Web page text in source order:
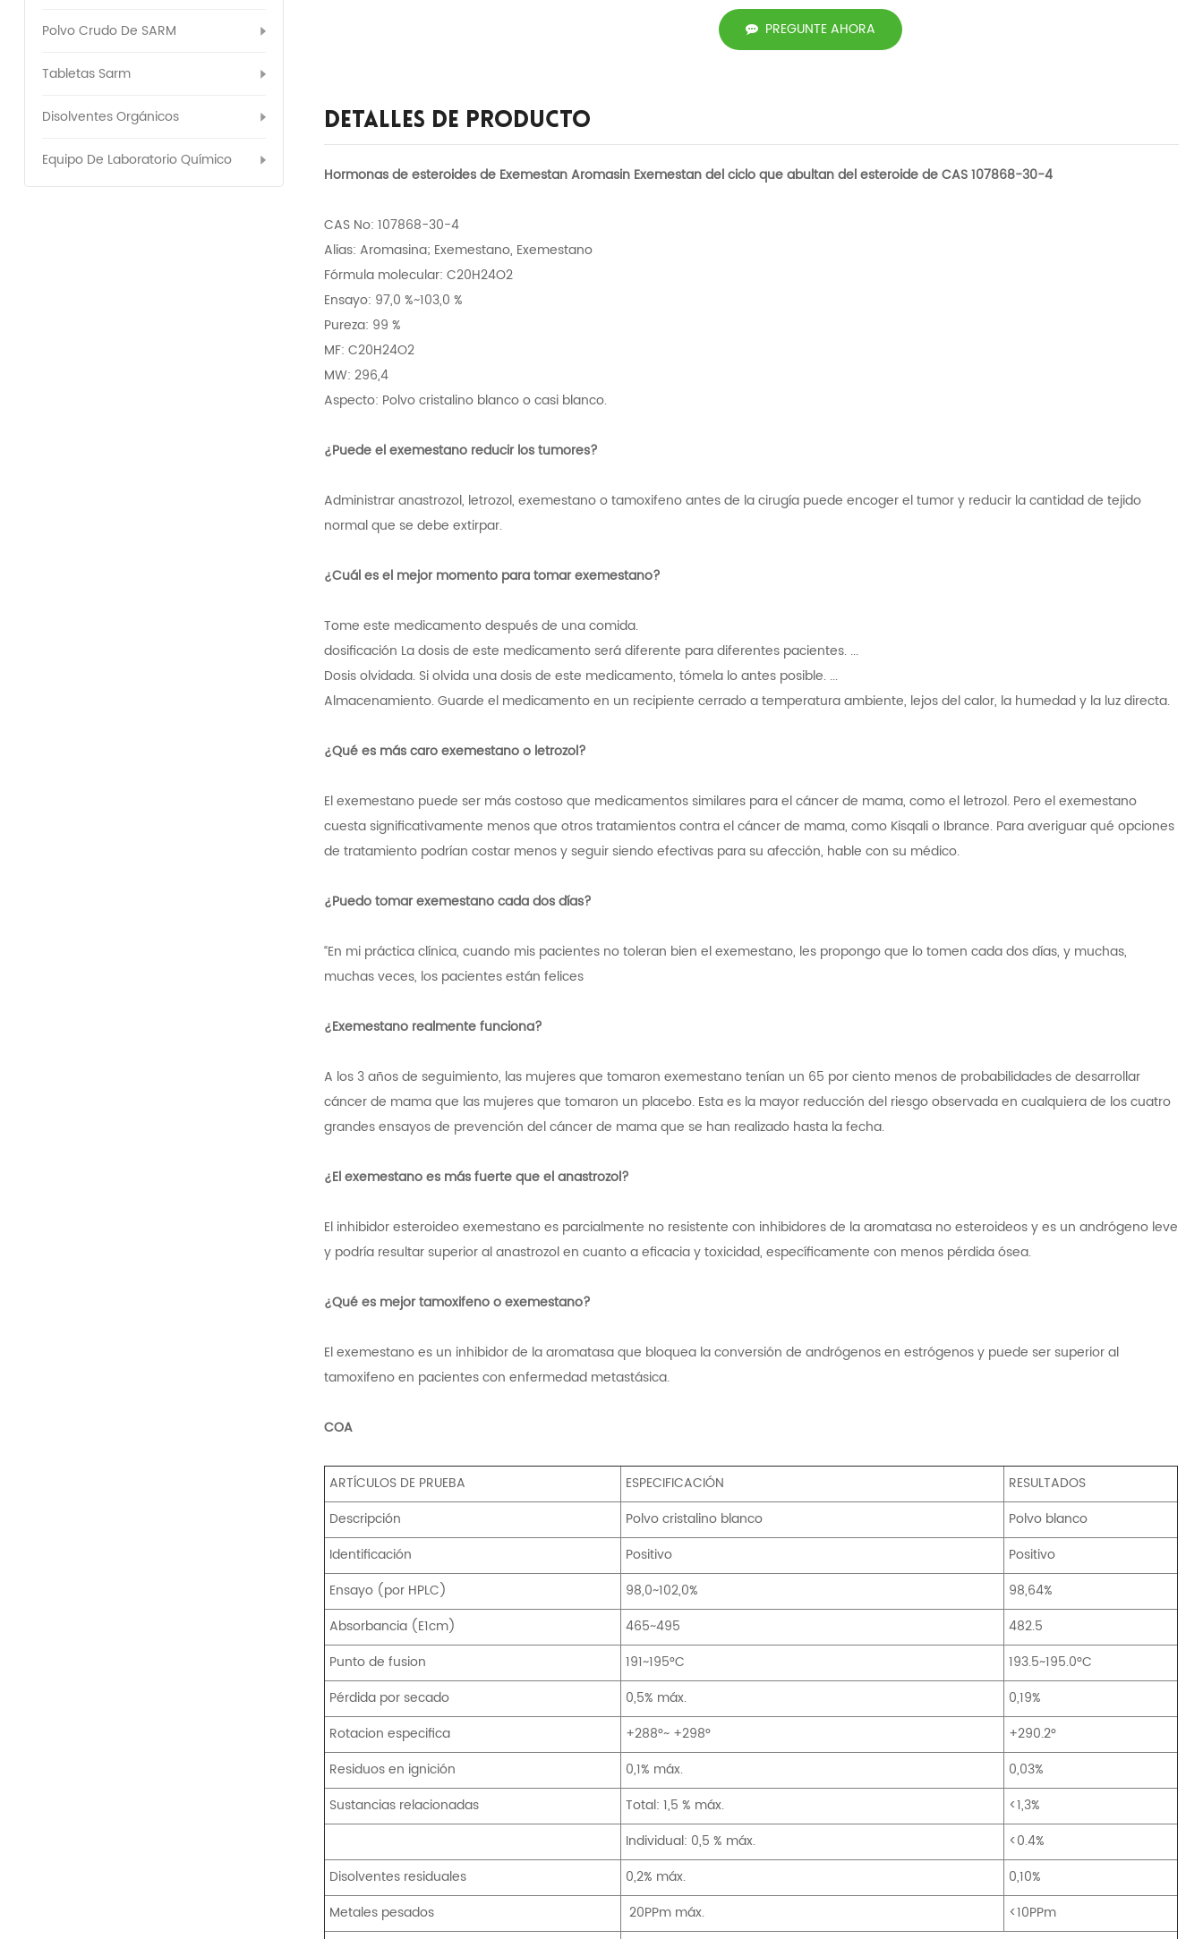
Polvo Crudo De SARM
Tabletas Sarm
Disolventes Orgánicos
Equipo De Laboratorio Químico
PREGUNTE AHORA
Detalles De Producto
Hormonas de esteroides de Exemestan Aromasin Exemestan del ciclo que abultan del esteroide de CAS 107868-30-4
CAS No: 107868-30-4
Alias: Aromasina; Exemestano, Exemestano
Fórmula molecular: C20H24O2
Ensayo: 97,0 %~103,0 %
Pureza: 99 %
MF: C20H24O2
MW: 296,4
Aspecto: Polvo cristalino blanco o casi blanco.
¿Puede el exemestano reducir los tumores?
Administrar anastrozol, letrozol, exemestano o tamoxifeno antes de la cirugía puede encoger el tumor y reducir la cantidad de tejido
normal que se debe extirpar.
¿Cuál es el mejor momento para tomar exemestano?
Tome este medicamento después de una comida.
dosificación La dosis de este medicamento será diferente para diferentes pacientes. ...
Dosis olvidada. Si olvida una dosis de este medicamento, tómela lo antes posible. ...
Almacenamiento. Guarde el medicamento en un recipiente cerrado a temperatura ambiente, lejos del calor, la humedad y la luz directa.
¿Qué es más caro exemestano o letrozol?
El exemestano puede ser más costoso que medicamentos similares para el cáncer de mama, como el letrozol. Pero el exemestano
cuesta significativamente menos que otros tratamientos contra el cáncer de mama, como Kisqali o Ibrance. Para averiguar qué opciones
de tratamiento podrían costar menos y seguir siendo efectivas para su afección, hable con su médico.
¿Puedo tomar exemestano cada dos días?
“En mi práctica clínica, cuando mis pacientes no toleran bien el exemestano, les propongo que lo tomen cada dos días, y muchas,
muchas veces, los pacientes están felices
¿Exemestano realmente funciona?
A los 3 años de seguimiento, las mujeres que tomaron exemestano tenían un 65 por ciento menos de probabilidades de desarrollar
cáncer de mama que las mujeres que tomaron un placebo. Esta es la mayor reducción del riesgo observada en cualquiera de los cuatro
grandes ensayos de prevención del cáncer de mama que se han realizado hasta la fecha.
¿El exemestano es más fuerte que el anastrozol?
El inhibidor esteroideo exemestano es parcialmente no resistente con inhibidores de la aromatasa no esteroideos y es un andrógeno leve
y podría resultar superior al anastrozol en cuanto a eficacia y toxicidad, específicamente con menos pérdida ósea.
¿Qué es mejor tamoxifeno o exemestano?
El exemestano es un inhibidor de la aromatasa que bloquea la conversión de andrógenos en estrógenos y puede ser superior al
tamoxifeno en pacientes con enfermedad metastásica.
COA
ARTÍCULOS DE PRUEBA ESPECIFICACIÓN
RESULTADOS
Descripción
Polvo cristalino blanco
Polvo blanco
Identificación
Positivo
Positivo
Ensayo (por HPLC)
98,0~102,0%
98,64%
Absorbancia (E1cm)
465~495
482.5
Punto de fusion
191~195°C
193.5~195.0°C
Pérdida por secado
0,5% máx.
0,19%
Rotacion especifica
+288°~ +298°
+290.2°
Residuos en ignición
0,1% máx.
0,03%
Sustancias relacionadas
Total: 1,5 % máx.
<1,3%
Individual: 0,5 % máx.
<0.4%
Disolventes residuales
0,2% máx.
0,10%
Metales pesados
20PPm máx.
<10PPm